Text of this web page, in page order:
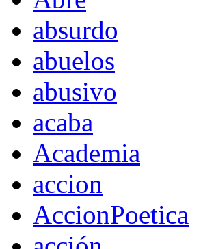
absurdo
abuelos
abusivo
acaba
Academia
accion
AccionPoetica